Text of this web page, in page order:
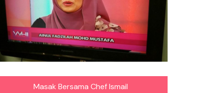
Masak Bersama Chef Ismail